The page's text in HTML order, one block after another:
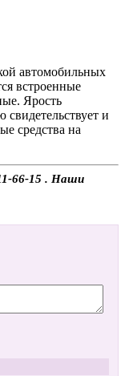
автомобильных
встроенные
Ярость
и
средства на
66-15 . Наши